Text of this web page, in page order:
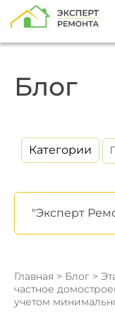
Блог
Категории
"Эксперт
Главная > Блог >
частное
учетом